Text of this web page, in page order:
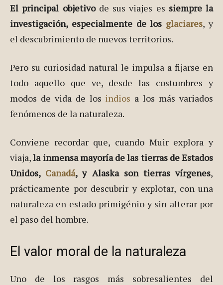
El principal objetivo de sus viajes es siempre la
investigación, especialmente de los glaciares, y
el descubrimiento de nuevos territorios.
Pero su curiosidad natural le impulsa a fijarse en
todo aquello que ve, desde las costumbres y
modos de vida de los indios a los más variados
fenómenos de la naturaleza.
Conviene recordar que, cuando Muir explora y
viaja,la inmensa mayoría de las tierras de Estados
Unidos, Canadá, y Alaska son tierras vírgenes,
prácticamente por descubrir y explotar, con una
naturaleza en estado primigénio y sin alterar por
el paso del hombre.
El valor moral de la naturaleza
Uno de los rasgos más sobresalientes del